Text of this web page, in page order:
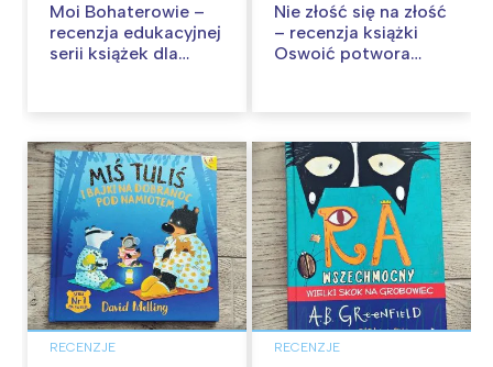
Moi Bohaterowie –
recenzja edukacyjnej
serii książek dla
Nie złość się na złość
– recenzja książki
Oswoić potwora
RECENZJE RECENZJE